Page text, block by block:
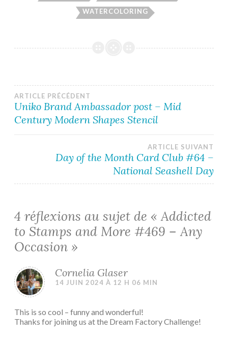
WATERCOLORING
Navigation
de
l’article
ARTICLE PRÉCÉDENT
Uniko Brand Ambassador post – Mid
Century Modern Shapes Stencil
ARTICLE SUIVANT
Day of the Month Card Club #64 –
National Seashell Day
4 réflexions au sujet de «Addicted
to Stamps and More #469 – Any
Occasion »
Cornelia Glaser
14 JUIN 2024 À 12 H 06 MIN
This is so cool – funny and wonderful!
Thanks for joining us at the Dream Factory Challenge!